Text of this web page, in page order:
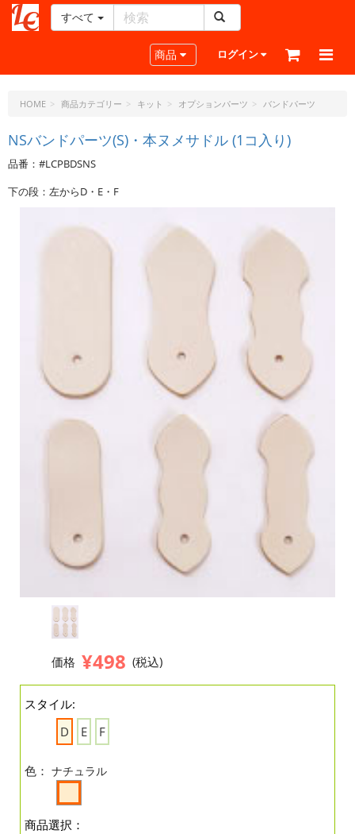
ー
ラ
ト・
ド
ッ
ト・
すべて
Toggle navigation
商品 ログイン
HOME 商品カテゴリー キット オプションパーツ バンドパーツ
NSバンドパーツ(S)・本ヌメサドル (1コ入り)
品番：#LCPBDSNS
下の段：左からD・E・F
価格 ¥498 (税込)
スタイル:
D
E F
色： ナチュラル
商品選択：